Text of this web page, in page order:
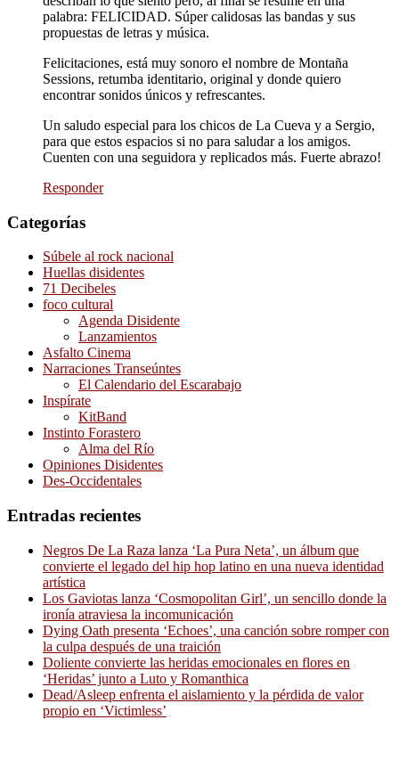
palabra: FELICIDAD. Súper calidosas las bandas y sus
propuestas de letras y música.
Felicitaciones, está muy sonoro el nombre de Montaña
Sessions, retumba identitario, original y donde quiero
encontrar sonidos únicos y refrescantes.
Un saludo especial para los chicos de La Cueva y a Sergio,
para que estos espacios si no para saludar a los amigos.
Cuenten con una seguidora y replicados más. Fuerte abrazo!
Responder
Categorías
Súbele al rock nacional
Huellas disidentes
71 Decibeles
foco cultural
Agenda Disidente
Lanzamientos
Asfalto Cinema
Narraciones Transeúntes
El Calendario del Escarabajo
Inspírate
KitBand
Instinto Forastero
Alma del Río
Opiniones Disidentes
Des-Occidentales
Entradas recientes
Negros De La Raza lanza ‘La Pura Neta’, un álbum que
convierte el legado del hip hop latino en una nueva identidad
artística
Los Gaviotas lanza ‘Cosmopolitan Girl’, un sencillo donde la
ironía atraviesa la incomunicación
Dying Oath presenta ‘Echoes’, una canción sobre romper con
la culpa después de una traición
Doliente convierte las heridas emocionales en flores en
‘Heridas’ junto a Luto y Romanthica
Dead/Asleep enfrenta el aislamiento y la pérdida de valor
propio en ‘Victimless’